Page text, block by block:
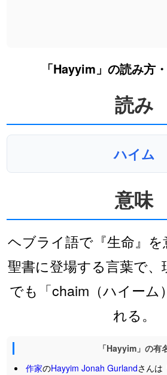
「Hayyim」の読み方
読み
ハイム
意味
ヘブライ語で『生命』
聖書に登場する言葉で
でも「chaim（ハイーム
れる。
「Hayyim」の有
作家のHayyim Jonah Gurlandさんは